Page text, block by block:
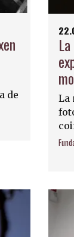
de
La